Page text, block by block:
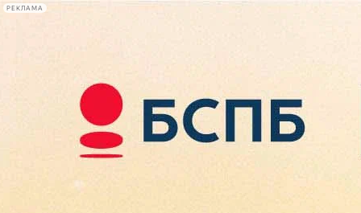
РЕКЛАМА
Сегодня:
2026.08.09
14:47
Афиша Plus